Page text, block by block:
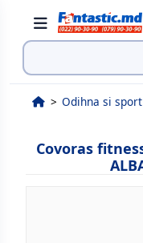
Cauta
Odihna si sport
Covoras